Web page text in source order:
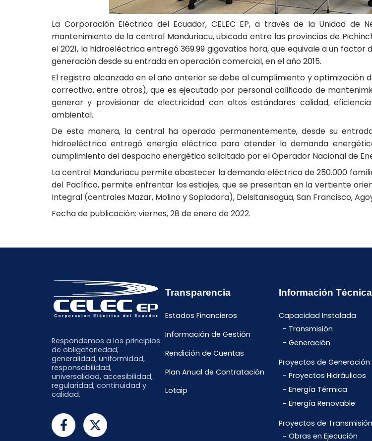
La Corporación Eléctrica del Ecuador, CELEC EP, a través de la Unidad
mantenimiento de la central Manduriacu, ubicada entre las provincias de
el 2021, la hidroeléctrica entregó 369.99 gigavatios hora, que equivale a un factor
generación desde su entrada en operación comercial, en el año 2015.
El registro alcanzado en el año anterior se debe al cumplimiento y
correctivo, entre otros), que es ejecutado por personal calificado de
generar y provisionar de electricidad con altos estándares calidad,
ambiental.
De esta manera, la central ha operado permanentemente, desde su
hidroeléctrica entregó energía eléctrica para atender la demanda
cumplimiento del despacho energético solicitado por el Operador Nacional de
La central Manduriacu permite abastecer la demanda eléctrica de 250.000
del Pacífico, permite enfrentar los estiajes, que se presentan en la vertiente
Integral (centrales Mazar, Molino y Sopladora), Delsitanisagua, San Francisco,
Fecha de publicación: viernes, 28 de enero de 2022.
Respondemos a los principios
de obligatoriedad,
generalidad, uniformidad,
responsabilidad,
universalidad, accesibilidad,
regularidad, continuidad y
calidad.
Transparencia
Estados Financieros
Información de Gestión
Rendición de Cuentas
Plan Anual de Contratación
Lotaip
Información Técnica
Capacidad Instalada
Transmisión
Generación
Proyectos de Generación
Proyectos Hidráulicos
Energía Térmica
Energía Renovable
Proyectos de Transmisión
Obras en Ejecución